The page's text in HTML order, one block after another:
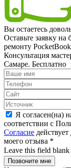
Вы остаетесь
Оставьте заявку на
ремонту
Консультация
Самаре. Бесплатно
Я согласен(на)
соответствии с
Согласие
моего отзыва *
Leave this field blank